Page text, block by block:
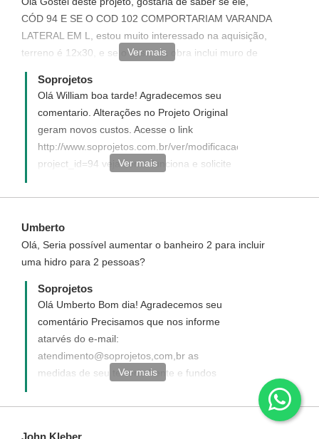
CÓD 94 E SE O COD 102 COMPORTARIAM VARANDA
LATERAL EM L, estou muito interessado na aquisição,
terreno é 12x30, e se o custo da obra inclui muro de
divisa ? ou se é somente o corpo da casa.
Ver mais
Soprojetos
Olá William boa tarde! Agradecemos seu
comentario. Alterações no Projeto Original
geram novos custos. Acesse o link
http://www.soprojetos.com.br/ver/modificacao?
project_id=94 veja como funciona e solicite
incluso no custo da obra. - Ivana -
Ver mais
Umberto
Olá, Seria possível aumentar o banheiro 2 para incluir
uma hidro para 2 pessoas?
Soprojetos
Olá Umberto Bom dia! Agradecemos seu
comentário Precisamos que nos informe
atarvés do e-mail:
atendimento@soprojetos,com,br as
medidas de seu terreno frente e fundos
execução de suas sugestões de
Ver mais
John Kleber